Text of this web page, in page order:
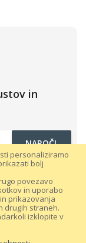
personaliziramo
bolj
povezavo
in uporabo
prikazovanja
drugih straneh.
izklopite v
in
NAROČI
pogoji poslovanja